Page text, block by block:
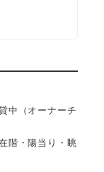
中（オーナーチ
階・陽当り・眺